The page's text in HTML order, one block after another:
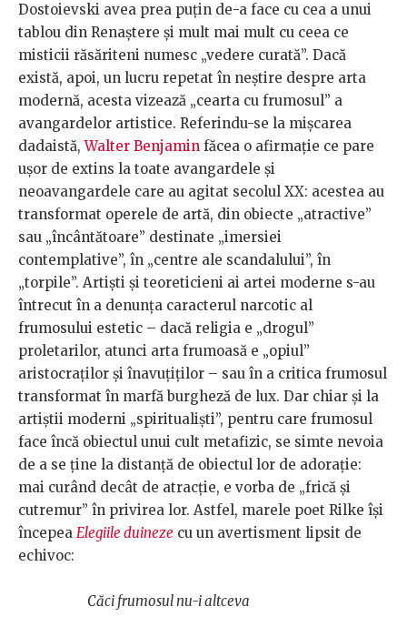
Dostoievski avea prea puţin de-a face cu cea a unui
tablou din Renaştere şi mult mai mult cu ceea ce
misticii răsăriteni numesc „vedere curată”. Dacă
există, apoi, un lucru repetat în neştire despre arta
modernă, acesta vizează „cearta cu frumosul” a
avangardelor artistice. Referindu-se la mişcarea
dadaistă,Walter Benjamin făcea o afirmaţie ce pare
uşor de extins la toate avangardele şi
neoavangardele care au agitat secolul XX: acestea au
transformat operele de artă, din obiecte „atractive”
sau „încântătoare” destinate „imersiei
contemplative”, în „centre ale scandalului”, în
„torpile”. Artişti şi teoreticieni ai artei moderne s-au
întrecut în a denunţa caracterul narcotic al
frumosului estetic – dacă religia e „drogul”
proletarilor, atunci arta frumoasă e „opiul”
aristocraţilor şi înavuţiţilor – sau în a critica frumosul
transformat în marfă burgheză de lux. Dar chiar şi la
artiştii moderni „spiritualişti”, pentru care frumosul
face încă obiectul unui cult metafizic, se simte nevoia
de a se ţine la distanţă de obiectul lor de adoraţie:
mai curând decât de atracţie, e vorba de „frică şi
cutremur” în privirea lor. Astfel, marele poet Rilke îşi
începea Elegiile duineze cu un avertisment lipsit de
echivoc:
Căci frumosul nu-i altceva